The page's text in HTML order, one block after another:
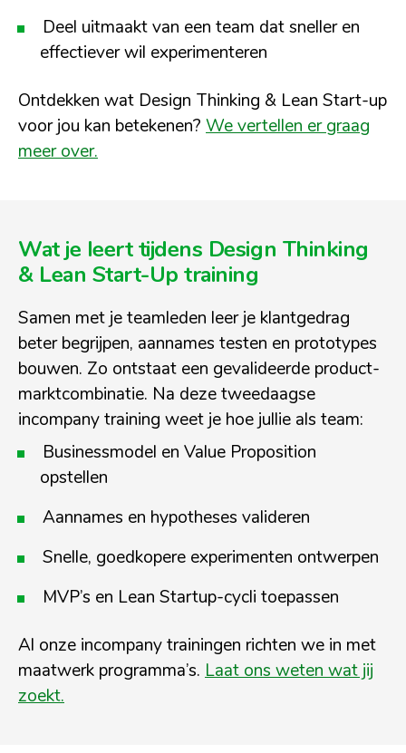
Deel uitmaakt van een team dat sneller en
effectiever wil experimenteren
Ontdekken wat Design Thinking & Lean Start-up
voor jou kan betekenen? We vertellen er graag
meer over.
Wat je leert tijdens Design Thinking
& Lean Start-Up training
Samen met je teamleden leer je klantgedrag
beter begrijpen, aannames testen en prototypes
bouwen. Zo ontstaat een gevalideerde product-
marktcombinatie. Na deze tweedaagse
incompany training weet je hoe jullie als team:
Businessmodel en Value Proposition
opstellen
Aannames en hypotheses valideren
Snelle, goedkopere experimenten ontwerpen
MVP’s en Lean Startup-cycli toepassen
Al onze incompany trainingen richten we in met
maatwerk programma’s. Laat ons weten wat jij
zoekt.